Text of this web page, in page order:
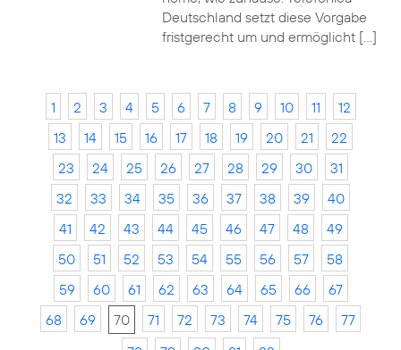
Deutschland setzt diese Vorgabe
fristgerecht um und ermöglicht […]
1 2 3 4 5 6 7 8 9 10 11
12
13
14 15 16 17 18 19 20 21
22
23
24 25 26 27 28 29 30
31
32
33 34 35 36 37 38 39
40
41
42 43 44 45 46 47 48
49
50
51 52 53 54 55 56 57
58
59
60 61 62 63 64 65 66
67
68
69 70 71 72 73 74 75 76
77